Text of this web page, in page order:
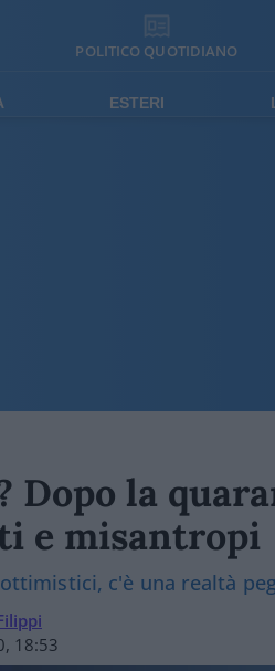
POLITICO QUOTIDIANO
ESTERI
Dopo la
e misantropi
c'è una realtà
18:53